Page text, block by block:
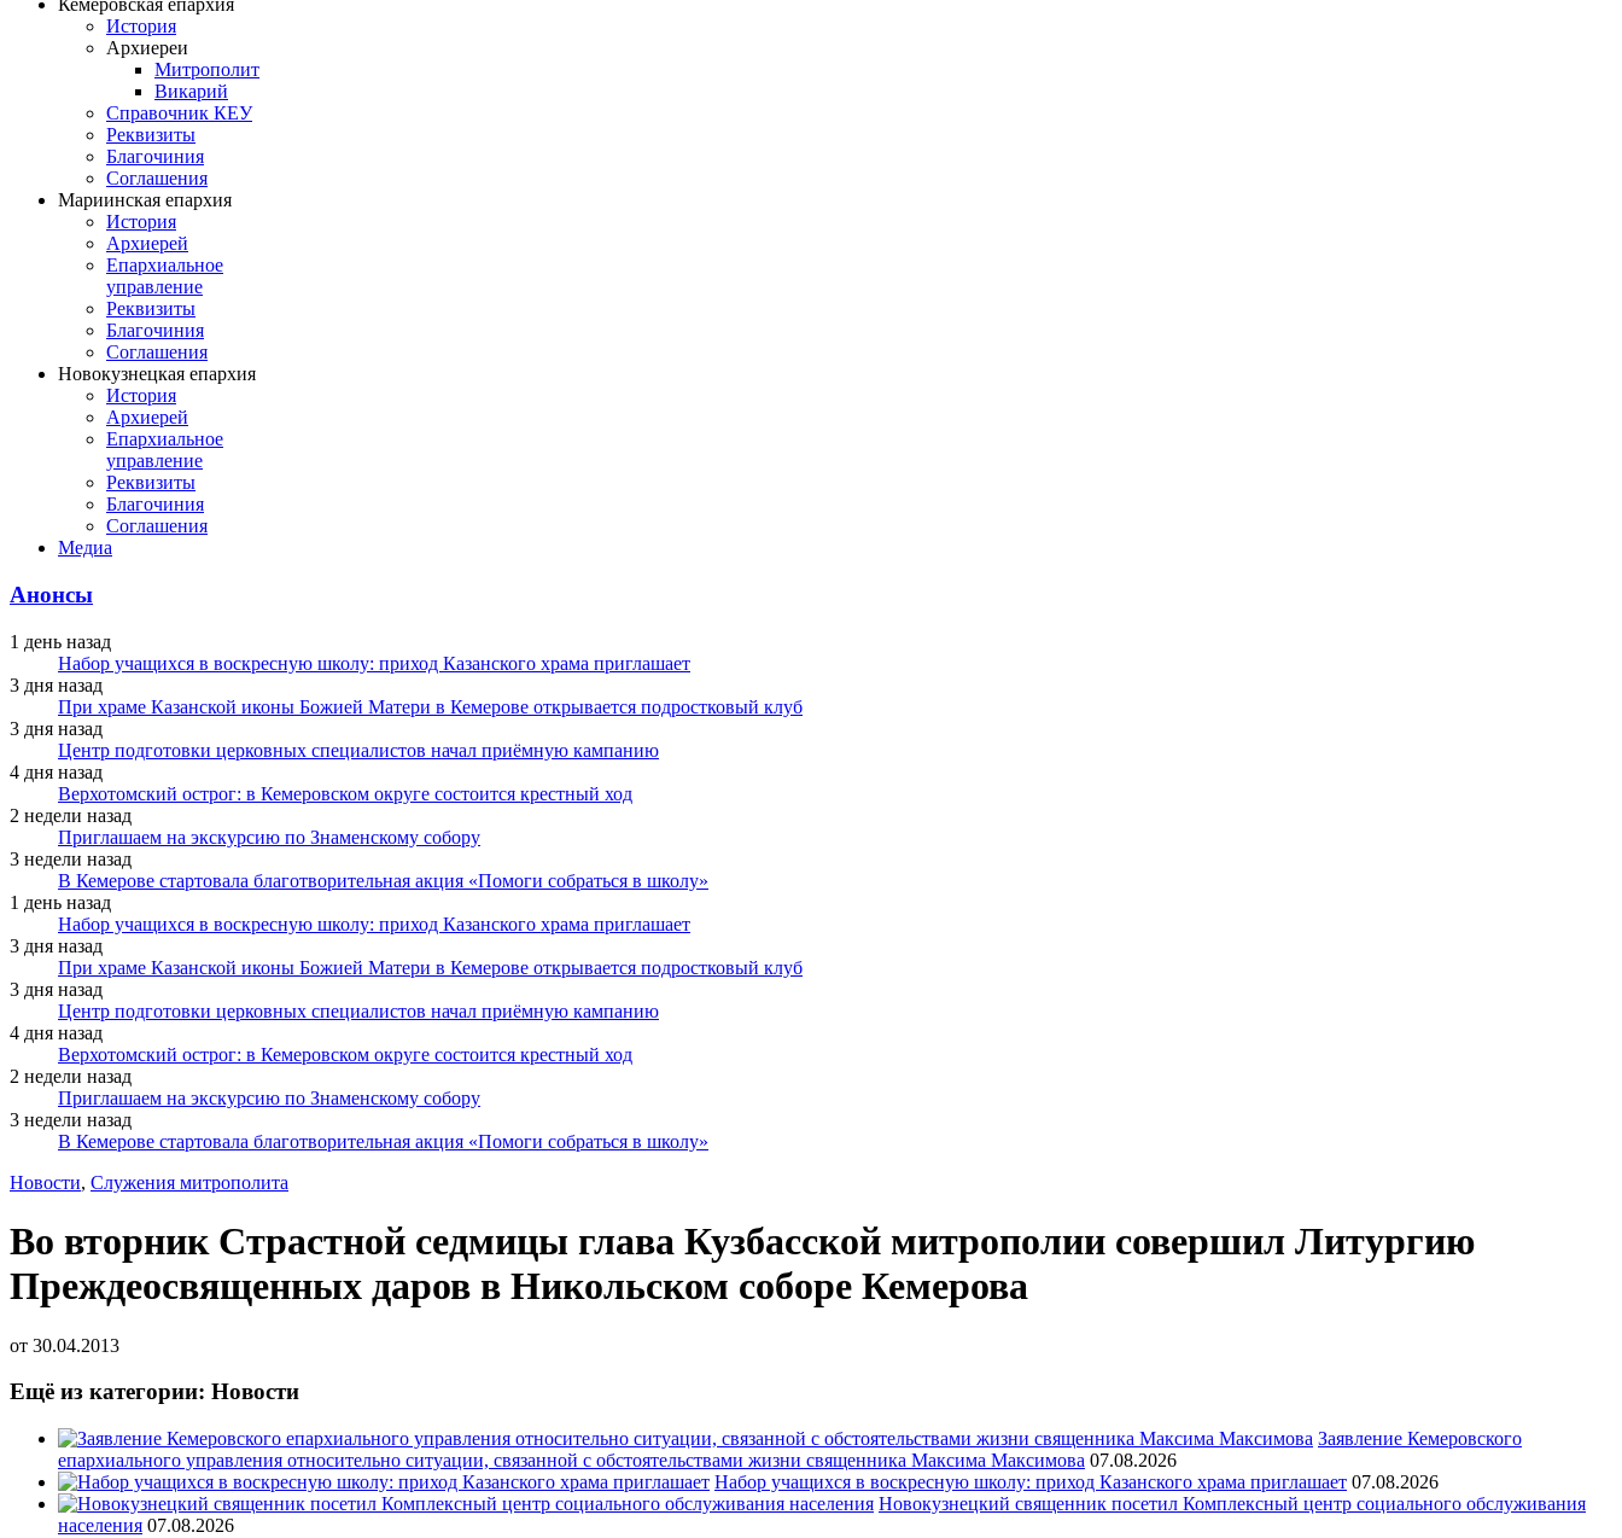
Кемеровская епархия
История
Архиереи
Митрополит
Викарий
Справочник КЕУ
Реквизиты
Благочиния
Соглашения
Мариинская епархия
История
Архиерей
Епархиальное
управление
Реквизиты
Благочиния
Соглашения
Новокузнецкая епархия
История
Архиерей
Епархиальное
управление
Реквизиты
Благочиния
Соглашения
Медиа
Анонсы
1 день назад
Набор учащихся в воскресную школу: приход Казанского храма приглашает
3 дня назад
При храме Казанской иконы Божией Матери в Кемерове открывается подростковый клуб
3 дня назад
Центр подготовки церковных специалистов начал приёмную кампанию
4 дня назад
Верхотомский острог: в Кемеровском округе состоится крестный ход
2 недели назад
Приглашаем на экскурсию по Знаменскому собору
3 недели назад
В Кемерове стартовала благотворительная акция «Помоги собраться в школу»
1 день назад
Набор учащихся в воскресную школу: приход Казанского храма приглашает
3 дня назад
При храме Казанской иконы Божией Матери в Кемерове открывается подростковый клуб
3 дня назад
Центр подготовки церковных специалистов начал приёмную кампанию
4 дня назад
Верхотомский острог: в Кемеровском округе состоится крестный ход
2 недели назад
Приглашаем на экскурсию по Знаменскому собору
3 недели назад
В Кемерове стартовала благотворительная акция «Помоги собраться в школу»
Новости, Служения митрополита
Во вторник Страстной седмицы глава Кузбасской митрополии совершил Литургию
Преждеосвященных даров в Никольском соборе Кемерова
от 30.04.2013
Ещё из категории: Новости
Заявление Кемеровского
епархиального управления относительно ситуации, связанной с обстоятельствами жизни священника Максима Максимова 07.08.2026
Набор учащихся в воскресную школу: приход Казанского храма приглашает 07.08.2026
Новокузнецкий священник посетил Комплексный центр социального обслуживания
населения 07.08.2026